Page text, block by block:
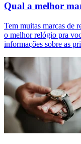
Qual a melhor
Tem muitas marcas de
o melhor relógio pra
informações sobre as